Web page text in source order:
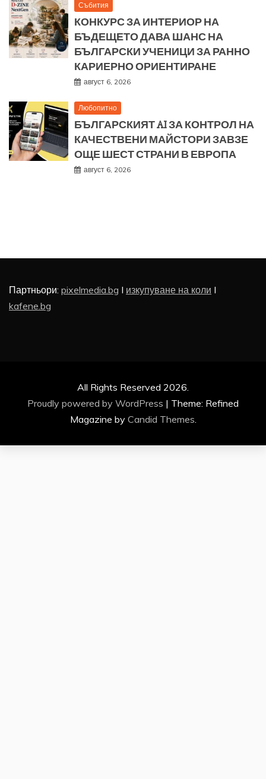
Събития
КОНКУРС ЗА ИНТЕРИОР НА
БЪДЕЩЕТО ДАВА ШАНС НА
БЪЛГАРСКИ УЧЕНИЦИ ЗА РАННО
КАРИЕРНО ОРИЕНТИРАНЕ
август 6, 2026
Любопитно
БЪЛГАРСКИЯТ AI ЗА КОНТРОЛ НА
КАЧЕСТВЕНИ МАЙСТОРИ ЗАВЗЕ
ОЩЕ ШЕСТ СТРАНИ В ЕВРОПА
август 6, 2026
Партньори: pixelmedia.bg I изкупуване на коли I
kafene.bg
All Rights Reserved 2026.
Proudly powered by WordPress | Theme: Refined
Magazine by Candid Themes.